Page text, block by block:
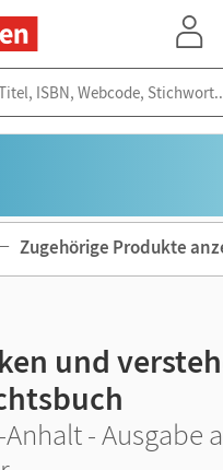
Zugehörige Produkte
und
- Ausgabe